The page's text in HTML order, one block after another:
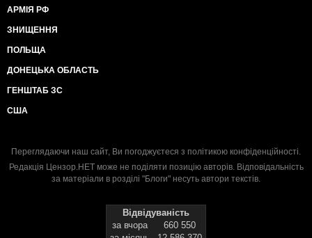
АРМІЯ РФ
ЗНИЩЕННЯ
ПОЛЬЩА
ДОНЕЦЬКА ОБЛАСТЬ
ГЕНШТАБ ЗС
США
Переглядаючи наш сайт, Ви погоджуєтеся з політикою конфіденційності.
Редакція Цензор.НЕТ може не поділяти позицію авторів. Відповідальність
за матеріали в розділі "Блоги" несуть автори текстів.
Відвідуваність
за вчора
660 550